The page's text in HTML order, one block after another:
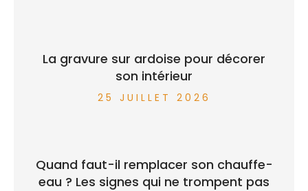
La gravure sur ardoise pour décorer
son intérieur
25 JUILLET 2026
Quand faut-il remplacer son chauffe-
eau ? Les signes qui ne trompent pas